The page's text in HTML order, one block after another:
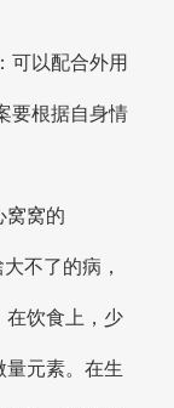
可以配合外用
要根据自身情
窝窝的
不了的病，
在饮食上，少
量元素。在生